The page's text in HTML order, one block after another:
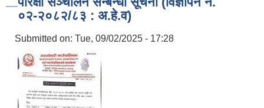
०२-२०८२/८३ : अ.हे.व)
Submitted on: Tue, 09/02/2025 - 17:28